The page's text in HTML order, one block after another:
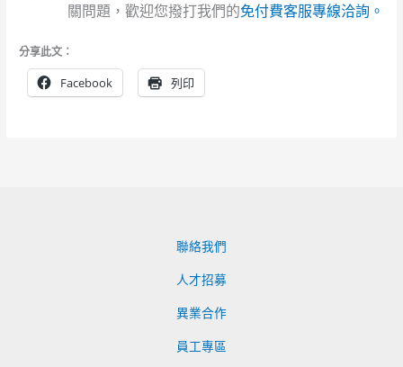
關問題，歡迎您撥打我們的免付費客服專線洽詢。
分享此文：
Facebook 列印
聯絡我們
人才招募
異業合作
員工專區